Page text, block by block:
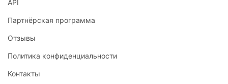
API
Партнёрская программа
Отзывы
Политика конфиденциальности
Контакты